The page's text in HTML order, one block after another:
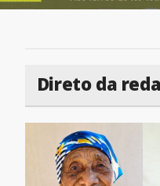
Direto da